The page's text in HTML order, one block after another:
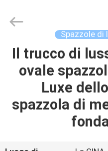
CASA
PRODOTTI
CIRCA
Chanmy
Cosmetics
Spazzole di
Il trucco di
ovale
Luxe
spazzola di